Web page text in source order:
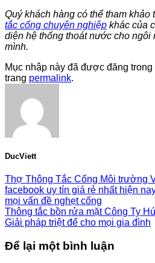
Quý khách hàng có thể tham khảo
tắc cống chuyên nghiệp khác của
diện hệ thống thoát nước cho ngôi
mình.
Mục nhập này đã được đăng trong
trang permalink.
DucViett
Thợ Thông Tắc Cống Môi trường
facebook uy tín giá rẻ nhất hiện
mọi vấn đề nghẹt cống
Thông tắc bồn rửa mặt Công Ty
Giải pháp triệt để cho mọi gia đình
Để lại một bình luận